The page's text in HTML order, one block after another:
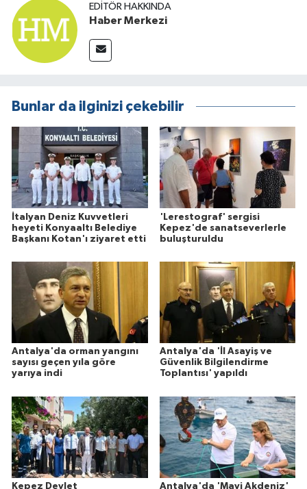
EDITÖR HAKKINDA
Haber Merkezi
Bunlar da ilginizi çekebilir
İtalyan Deniz Kuvvetleri
heyeti Konyaaltı Belediye
Başkanı Kotan'ı ziyaret etti
'Lerestograf' sergisi
Kepez'de sanatseverlerle
buluşturuldu
Antalya'da orman yangını
sayısı geçen yıla göre
yarıya indi
Antalya'da 'İl Asayiş ve
Güvenlik Bilgilendirme
Toplantısı' yapıldı
Kepez Devlet Antalya'da 'Mavi Akdeniz'